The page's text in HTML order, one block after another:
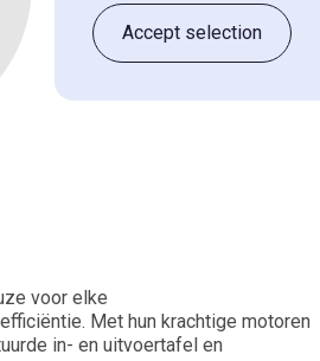
Accept selection
Email*
voor elke
Met hun krachtige motoren
in- en uitvoertafel en